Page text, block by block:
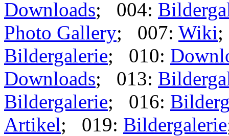
Downloads; 004:
Photo Gallery; 007: Wiki
Bildergalerie; 010:
Downloads; 013:
Bildergalerie; 016:
Artikel; 019: Bildergalerie